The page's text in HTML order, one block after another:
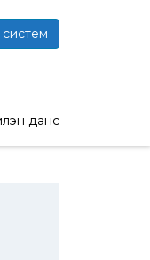
систем
данс